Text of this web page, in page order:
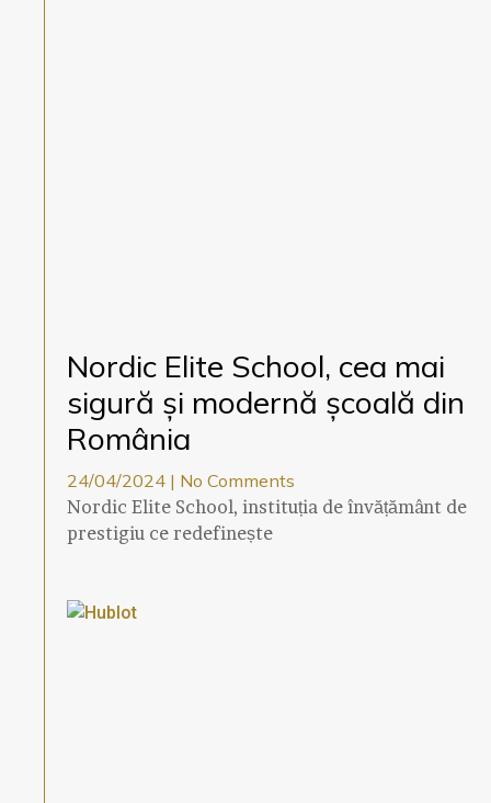
Nordic Elite School, cea mai
sigură și modernă școală din
România
24/04/2024
No Comments
Nordic Elite School, instituția de învățământ de
prestigiu ce redefinește